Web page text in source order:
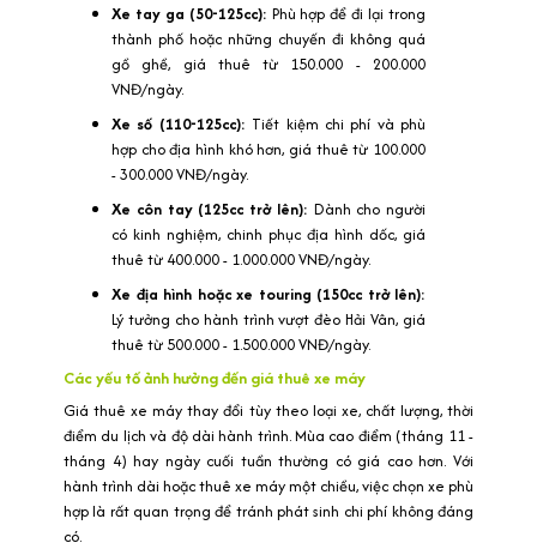
Xe tay ga (50-125cc): Phù hợp để đi lại trong
thành phố hoặc những chuyến đi không quá
gồ ghề, giá thuê từ 150.000 - 200.000
VNĐ/ngày.
Xe số (110-125cc): Tiết kiệm chi phí và phù
hợp cho địa hình khó hơn, giá thuê từ 100.000
- 300.000 VNĐ/ngày.
Xe côn tay (125cc trở lên): Dành cho người
có kinh nghiệm, chinh phục địa hình dốc, giá
thuê từ 400.000 - 1.000.000 VNĐ/ngày.
Xe địa hình hoặc xe touring (150cc trở lên):
Lý tưởng cho hành trình vượt đèo Hải Vân, giá
thuê từ 500.000 - 1.500.000 VNĐ/ngày.
Các yếu tố ảnh hưởng đến giá thuê xe máy
Giá thuê xe máy thay đổi tùy theo loại xe, chất lượng, thời
điểm du lịch và độ dài hành trình. Mùa cao điểm (tháng 11 -
tháng 4) hay ngày cuối tuần thường có giá cao hơn. Với
hành trình dài hoặc thuê xe máy một chiều, việc chọn xe phù
hợp là rất quan trọng để tránh phát sinh chi phí không đáng
có.